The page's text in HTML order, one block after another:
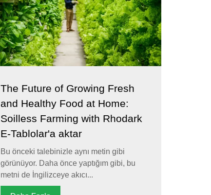
The Future of Growing Fresh
and Healthy Food at Home:
Soilless Farming with Rhodark
E-Tablolar'a aktar
Bu önceki talebinizle aynı metin gibi
görünüyor. Daha önce yaptığım gibi, bu
metni de İngilizceye akıcı...